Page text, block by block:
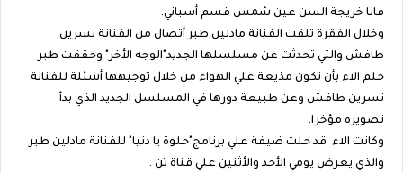
فانا خريجة السن عين شمس قسم أسباني.
وخلال الفقرة تلقت الفنانة مادلين طبر أتصال من الفنانة نسرين
طافش والتي تحدثت عن مسلسلها الجديد"الوجه الأخر" وحققت طبر
حلم الاء بأن تكون مذيعة علي الهواء من خلال توجيهها أسئلة للفنانة
نسرين طافش وعن طبيعة دورها في المسلسل الجديد الذي بدأ
تصويره مؤخرا.
وكانت الاء قد حلت ضيفة علي برنامج"حلوة يا دنيا" للفنانة مادلين طبر
والذي يعرض يومي الأحد والأثنين علي قناة تن .